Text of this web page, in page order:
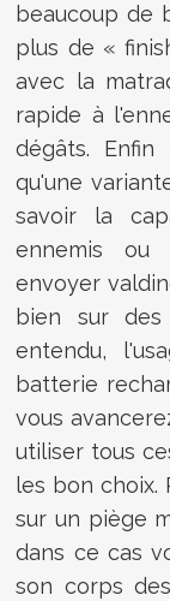
beaucoup de
plus de «
avec la
rapide à
dégâts.
qu'une
savoir la
ennemis ou
envoyer
bien sur
entendu,
batterie
vous
utiliser tous
les bon choix.
sur un piège
dans ce cas
son corps